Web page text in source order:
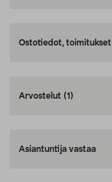
Ostotiedot,
Arvostelut (1)
Asiantuntija vastaa